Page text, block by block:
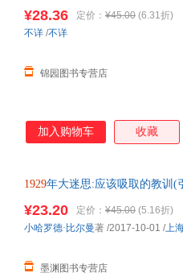
¥28.36 定价： ¥45.00 (6.31折)
锦园图书专营店
不详 /不详
加入购物车 收藏
1929年大迷思:应该吸取的教训(
¥23.20 定价： ¥45.00 (5.16折)
墨渊图书专营店
小哈罗德·比尔曼著 /2017-10-01 /上